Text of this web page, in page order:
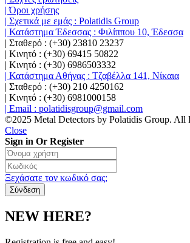
| Όροι χρήσης
| Σχετικά με εμάς : Polatidis Group
| Κατάστημα Έδεσσας : Φιλίππου 10, Έδεσσα
| Σταθερό : (+30) 23810 23237
| Κινητό : (+30) 69415 50822
| Κινητό : (+30) 6986503332
| Κατάστημα Αθήνας : Τζαβέλλα 141, Νίκαια
| Σταθερό : (+30) 210 4250162
| Κινητό : (+30) 6981000158
| Email : polatidisgroup@gmail.com
©2025 Metal Detectors by Polatidis Group. All
Close
Sign in Or Register
Ξεχάσατε τον κωδικό σας;
NEW HERE?